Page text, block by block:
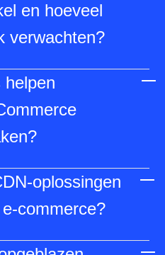
en hoeveel
verwachten?
opslag en
dit levert
t.o.v.
uitvoert) tonen vaak
helpen
voor
en queues
oplossingen